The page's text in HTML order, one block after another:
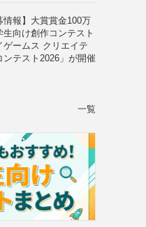
情報】大賞賞金100万
生向け創作コンテスト
ゲームス クリエイテ
ンテスト2026」が開催
一覧